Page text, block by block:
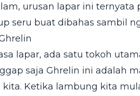
urusan lapar ini ternyata
seru buat dibahas sambil
lapar, ada satu tokoh
saja Ghrelin ini adalah
Ketika lambung kita